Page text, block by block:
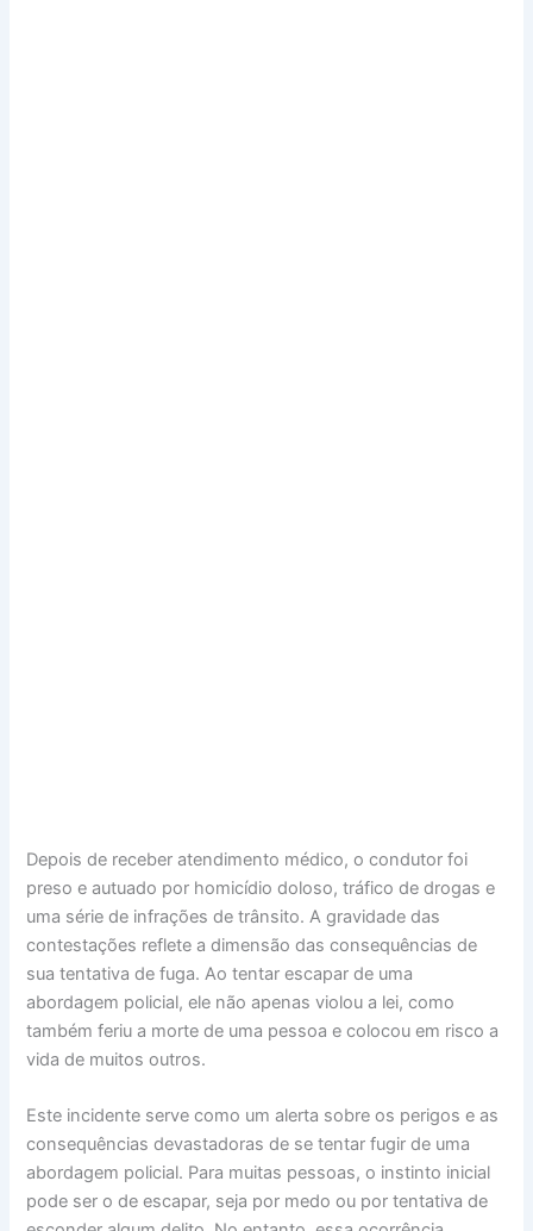
Depois de receber atendimento médico, o condutor foi
preso e autuado por homicídio doloso, tráfico de drogas e
uma série de infrações de trânsito. A gravidade das
contestações reflete a dimensão das consequências de
sua tentativa de fuga. Ao tentar escapar de uma
abordagem policial, ele não apenas violou a lei, como
também feriu a morte de uma pessoa e colocou em risco a
vida de muitos outros.
Este incidente serve como um alerta sobre os perigos e as
consequências devastadoras de se tentar fugir de uma
abordagem policial. Para muitas pessoas, o instinto inicial
pode ser o de escapar, seja por medo ou por tentativa de